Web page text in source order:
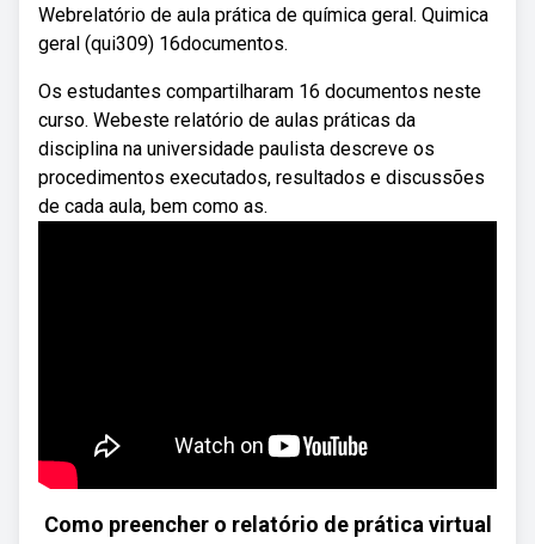
Webrelatório de aula prática de química geral. Quimica
geral (qui309) 16documentos.
Os estudantes compartilharam 16 documentos neste
curso. Webeste relatório de aulas práticas da
disciplina na universidade paulista descreve os
procedimentos executados, resultados e discussões
de cada aula, bem como as.
Como preencher o relatório de prática virtual